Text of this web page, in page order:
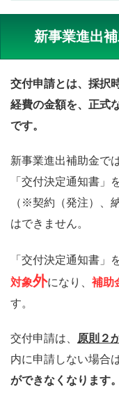
新事業進出
交付申請とは、採択
経費の金額を、正式
です。
新事業進出補助金で
「交付決定通知書」
（※契約（発注）、
はできません。
「交付決定通知書」
対象外になり、 補助
す。
交付申請は、 原則２
内に申請しない場合は
ができなくなります。